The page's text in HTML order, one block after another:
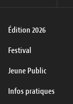
Édition 2026
Festival
Jeune Public
Infos pratiques